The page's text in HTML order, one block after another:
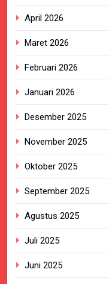
April 2026
Maret 2026
Februari 2026
Januari 2026
Desember 2025
November 2025
Oktober 2025
September 2025
Agustus 2025
Juli 2025
Juni 2025